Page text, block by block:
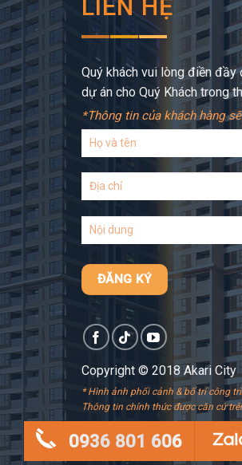
LIÊN HỆ
Quý khách vui lòng điền
dự án cho Quý Khách trong
*Thông tin của khách hàng
Copyright © 2018 Akari City
* Hình ảnh phối cảnh & bố trí công
Thông tin chính thức được căn cứ
0936 801 606